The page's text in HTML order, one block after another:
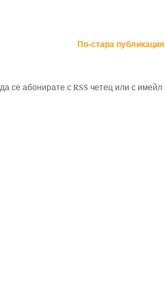
По-стара публикация
се абонирате с RSS четец или с имейл